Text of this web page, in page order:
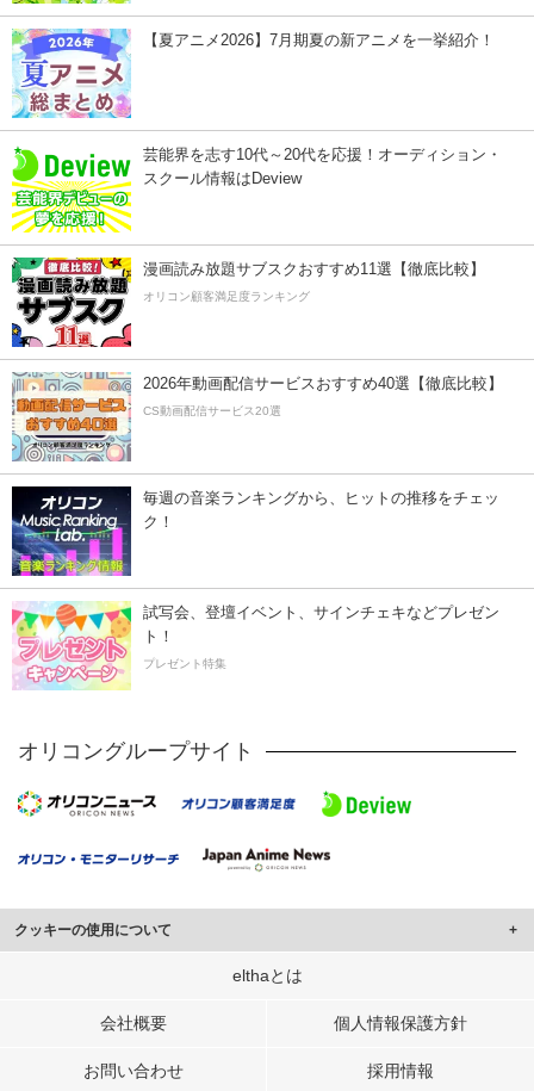
【夏アニメ2026】7月期夏の新アニメを一挙紹介！
芸能界を志す10代～20代を応援！オーディション・
スクール情報はDeview
漫画読み放題サブスクおすすめ11選【徹底比較】
オリコン顧客満足度ランキング
2026年動画配信サービスおすすめ40選【徹底比較】
CS動画配信サービス20選
毎週の音楽ランキングから、ヒットの推移をチェッ
ク！
試写会、登壇イベント、サインチェキなどプレゼン
ト！
プレゼント特集
オリコングループサイト
クッキーの使用について
このサイトでは Cookie を使用して、ユーザーに合わせたコンテンツや広告の
行っています。
メディアや広告配信、データ解析の各パートナーに提供しています。
elthaとは
会社概要 個人情報保護方針
お問い合わせ 採用情報